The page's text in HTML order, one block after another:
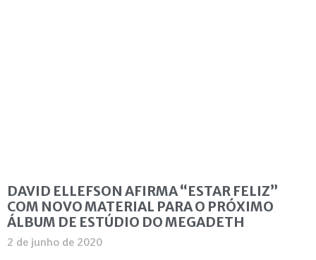
DAVID ELLEFSON AFIRMA “ESTAR FELIZ”
COM NOVO MATERIAL PARA O PRÓXIMO
ÁLBUM DE ESTÚDIO DO MEGADETH
2 de junho de 2020